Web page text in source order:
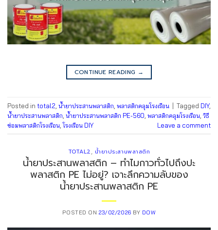
CONTINUE READING →
Posted in total2 น้ำยาประสานพลาสติก พลาสติกคลุมโรงเรือน Tagged DIY,
น้ำยาประสานพลาสติก น้ำยาประสานพลาสติก PE-560 พลาสติกคลุมโรงเรือน วิธี
ซ่อมพลาสติกโรงเรือน ,โรงเรือน DIY Leave a comment
TOTAL2,น้ำยาประสานพลาสติก
น้ำยาประสานพลาสติก – ทำไมกาวทั่วไปถึงปะ
พลาสติก PE ไม่อยู่? เจาะลึกความลับของ
น้ำยาประสานพลาสติก PE
POSTED ON23/02/2026 BY DOW